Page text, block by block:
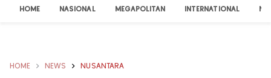
HOME NASIONAL MEGAPOLITAN INTERNATIONAL
HOME NEWS NUSANTARA